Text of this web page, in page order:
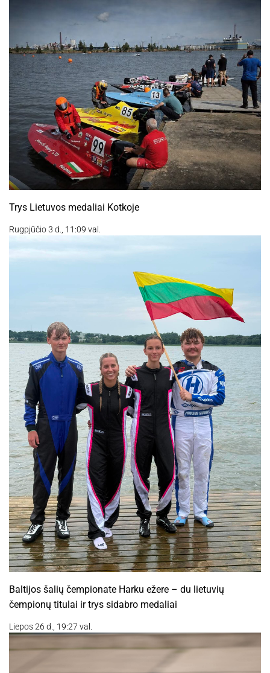
Trys Lietuvos medaliai Kotkoje
Rugpjūčio 3 d., 11:09 val.
Baltijos šalių čempionate Harku ežere – du lietuvių
čempionų titulai ir trys sidabro medaliai
Liepos 26 d., 19:27 val.